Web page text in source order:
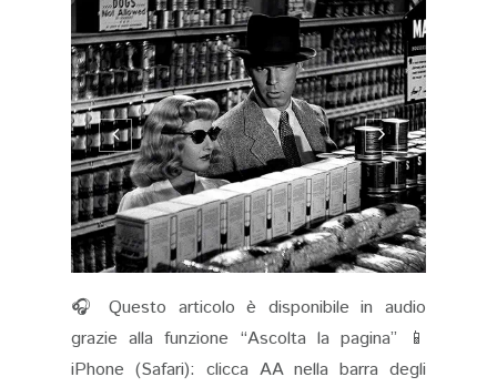
🎧 Questo articolo è disponibile in audio
grazie alla funzione “Ascolta la pagina” 📱
iPhone (Safari): clicca AA nella barra degli